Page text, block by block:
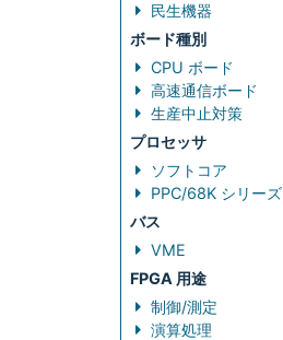
民生機器
ボード種別
CPU ボード
高速通信ボード
生産中止対策
プロセッサ
ソフトコア
PPC/68K シリーズ
バス
VME
FPGA 用途
制御/測定
演算処理